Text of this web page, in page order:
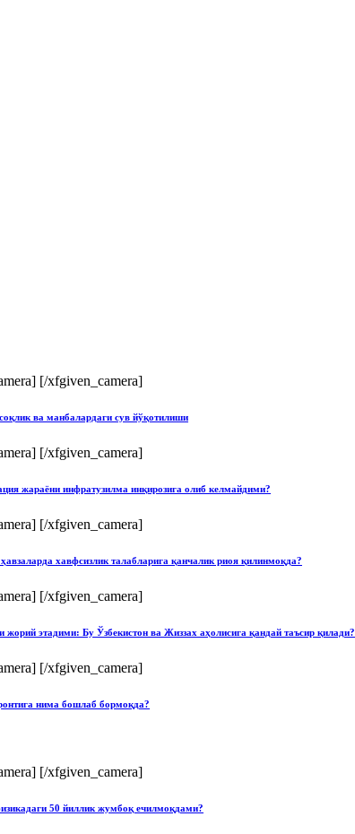
[/xfgiven_camera]
ва манбалардаги сув йўқотилиши
[/xfgiven_camera]
жараёни инфратузилма инқирозига олиб келмайдими?
[/xfgiven_camera]
хавфсизлик талабларига қанчалик риоя қилинмоқда?
[/xfgiven_camera]
этадими: Бу Ўзбекистон ва Жиззах аҳолисига қандай таъсир қилади?
[/xfgiven_camera]
нима бошлаб бормоқда?
[/xfgiven_camera]
50 йиллик жумбоқ ечилмоқдами?